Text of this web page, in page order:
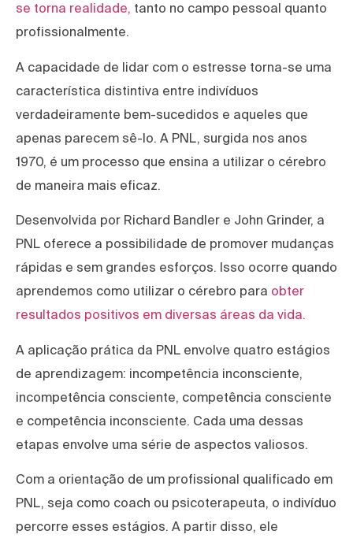
se torna realidade, tanto no campo pessoal quanto
profissionalmente.
A capacidade de lidar com o estresse torna-se uma
característica distintiva entre indivíduos
verdadeiramente bem-sucedidos e aqueles que
apenas parecem sê-lo. A PNL, surgida nos anos
1970, é um processo que ensina a utilizar o cérebro
de maneira mais eficaz.
Desenvolvida por Richard Bandler e John Grinder, a
PNL oferece a possibilidade de promover mudanças
rápidas e sem grandes esforços. Isso ocorre quando
aprendemos como utilizar o cérebro para obter
resultados positivos em diversas áreas da vida.
A aplicação prática da PNL envolve quatro estágios
de aprendizagem: incompetência inconsciente,
incompetência consciente, competência consciente
e competência inconsciente. Cada uma dessas
etapas envolve uma série de aspectos valiosos.
Com a orientação de um profissional qualificado em
PNL, seja como coach ou psicoterapeuta, o indivíduo
percorre esses estágios. A partir disso, ele